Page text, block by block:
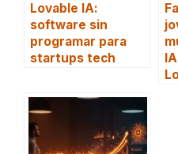
Lovable IA:
software sin
programar para
startups tech